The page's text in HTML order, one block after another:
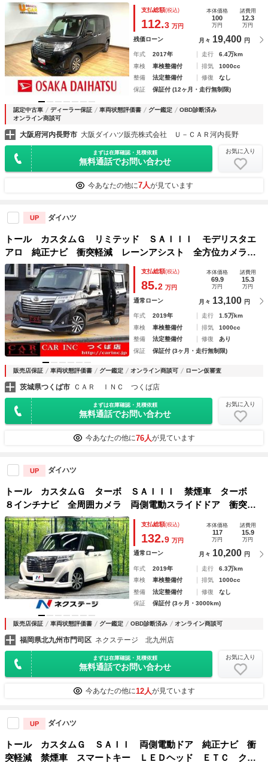
／９インチナビ／ＥＴＣ／両側パワースライドドア／キーフリ
ー／ＬＥＤヘッドライト／衝突軽減ブレーキ／フォグランプ／
クルーズコントロール／オートライト
支払総額(税込)
112.3 万円
本体価格
100
万円
諸費用
12.3
万円
残価ローン 月々 19,400 円
年式 2017年 走行
6.4万km
車検
車検整備付 排気
1000cc
整備
法定整備付 修復
なし
保証
保証付 (12ヶ月・走行無制限)
認定中古車 ディーラー保証 車両状態評価書 グー鑑定
OBD診断済み
オンライン商談可
大阪府河内長野市 大阪ダイハツ販売株式会社 Ｕ－ＣＡＲ河内長野
まずは在庫確認・見積依頼
無料通話でお問い合わせ
お気に入り
今あなたの他に7人が見ています
UP ダイハツ
トール カスタムＧ リミテッド ＳＡＩＩＩ モデリスタエ
アロ 純正ナビ 衝突軽減 レーンアシスト 全方位カメラ
両側パワースライドドア フルセグ Ｂｌｕｅｔｏｏｔｈ ク
リアランスソナー ＬＥＤヘッドライト ビルトインＥＴＣ
シートヒーター
支払総額(税込)
85.2 万円
本体価格
69.9
万円
諸費用
15.3
万円
通常ローン 月々 13,100 円
年式 2019年 走行
1.5万km
車検
車検整備付 排気
1000cc
整備
法定整備付 修復
あり
保証
保証付 (3ヶ月・走行無制限)
販売店保証 車両状態評価書 グー鑑定 オンライン商談可 ローン仮審査
茨城県つくば市 ＣＡＲ ＩＮＣ つくば店
まずは在庫確認・見積依頼
無料通話でお問い合わせ
お気に入り
今あなたの他に76人が見ています
UP ダイハツ
トール カスタムＧ ターボ ＳＡＩＩＩ 禁煙車 ターボ
８インチナビ 全周囲カメラ 両側電動スライドドア 衝突軽
減システム クルーズコントロール フルセグ ＥＴＣ ｂｌ
ｕｅｔｏｏｔｈ再生 オートハイビーム ＬＥＤヘッドライ
ト ＬＥＤフォグ
支払総額(税込)
132.9 万円
本体価格
117
万円
諸費用
15.9
万円
通常ローン 月々 10,200 円
年式 2019年 走行
6.3万km
車検
車検整備付 排気
1000cc
整備
法定整備付 修復
なし
保証
保証付 (3ヶ月・3000km)
販売店保証 車両状態評価書 グー鑑定 OBD診断済み オンライン商談可
福岡県北九州市門司区 ネクステージ 北九州店
まずは在庫確認・見積依頼
無料通話でお問い合わせ
お気に入り
今あなたの他に12人が見ています
UP ダイハツ
トール カスタムＧ ＳＡＩＩ 両側電動ドア 純正ナビ 衝
突軽減 禁煙車 スマートキー ＬＥＤヘッド ＥＴＣ クル